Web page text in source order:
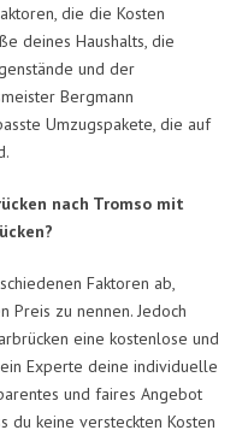
die die Kosten
deines Haushalts, die
und der
Bergmann
Umzugspakete, die auf
nach Tromso mit
Faktoren ab,
Preis zu nennen. Jedoch
eine kostenlose und
Experte deine individuelle
und faires Angebot
du keine versteckten Kosten